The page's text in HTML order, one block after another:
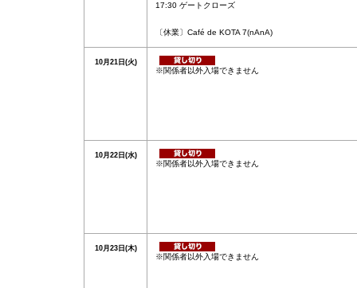
17:30 ゲートクローズ
〔休業〕Café de KOTA 7(nAnA)
10月21日(火)
※関係者以外入場できません
10月22日(水)
※関係者以外入場できません
10月23日(木)
※関係者以外入場できません